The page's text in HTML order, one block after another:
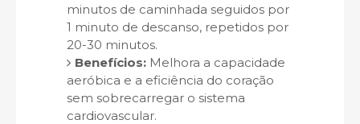
minutos de caminhada seguidos por
1 minuto de descanso, repetidos por
20-30 minutos.
Benefícios:Melhora a capacidade
aeróbica e a eficiência do coração
sem sobrecarregar o sistema
cardiovascular.